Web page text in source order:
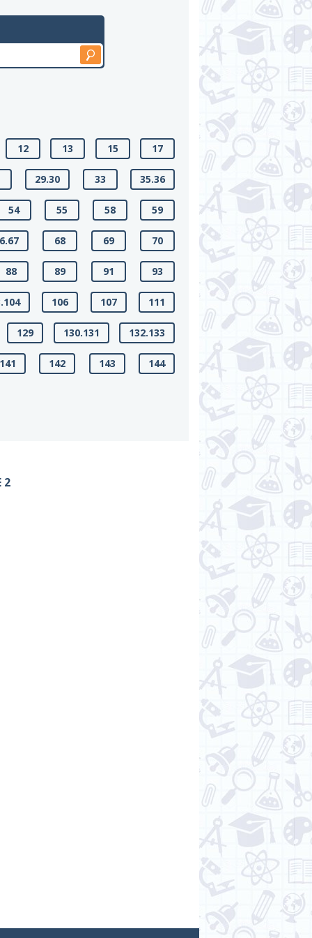
12 13 15 17
29.30 33 35.36
54 55 58 59
68 69 70
88 89 91 93
106 107 111
129 130.131 132.133
142 143 144
2